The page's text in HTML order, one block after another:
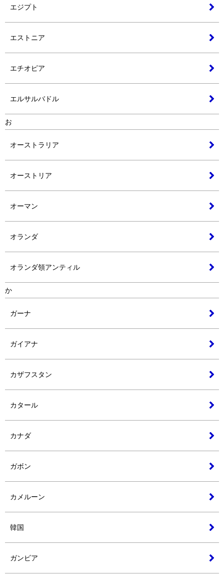
エジプト
エストニア
エチオピア
エルサルバドル
お
オーストラリア
オーストリア
オーマン
オランダ
オランダ領アンティル
か
ガーナ
ガイアナ
カザフスタン
カタール
カナダ
ガボン
カメルーン
韓国
ガンビア